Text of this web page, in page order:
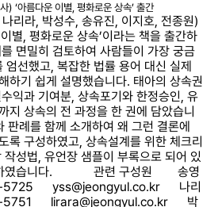
) ‘아름다운 이별, 평화로운 상속’ 출간
리라, 박성수, 송유진, 이지호, 전종원)
별, 평화로운 상속’이라는 책을 출간하
면밀히 검토하여 사람들이 가장 궁금
선했고, 복잡한 법률 용어 대신 실제
하기 쉽게 설명했습니다. 태아의 상속권
익과 기여분, 상속포기와 한정승인, 유
지 상속의 전 과정을 한 권에 담았습니
판례를 함께 소개하여 왜 그런 결론에
록 구성하였고, 상속설계를 위한 체크리
성법, 유언장 샘플이 부록으로 되어 있
하였습니다. 관련 구성원 송영
yss@jeongyul.co.kr 나리
lirara@jeongyul.co.kr 박